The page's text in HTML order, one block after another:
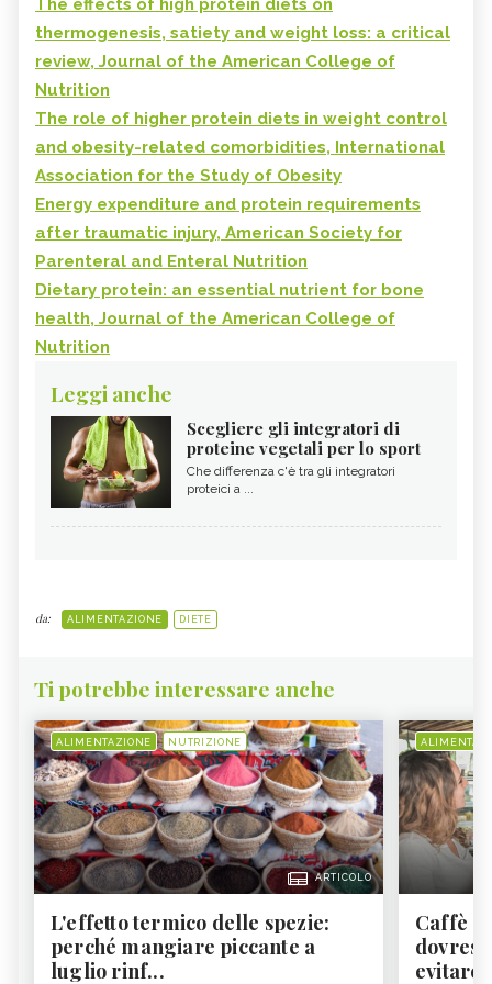
The effects of high protein diets on
thermogenesis, satiety and weight loss: a critical
review, Journal of the American College of
Nutrition
The role of higher protein diets in weight control
and obesity-related comorbidities, International
Association for the Study of Obesity
Energy expenditure and protein requirements
after traumatic injury, American Society for
Parenteral and Enteral Nutrition
Dietary protein: an essential nutrient for bone
health, Journal of the American College of
Nutrition
Leggi anche
Scegliere gli integratori di
proteine vegetali per lo sport
Che differenza c'è tra gli integratori
proteici a ...
da: ALIMENTAZIONE DIETE
Ti potrebbe interessare anche
ALIMENTAZIONE NUTRIZIONE
ARTICOLO
L'effetto termico delle spezie:
perché mangiare piccante a
luglio rinf...
Caffè
evitare